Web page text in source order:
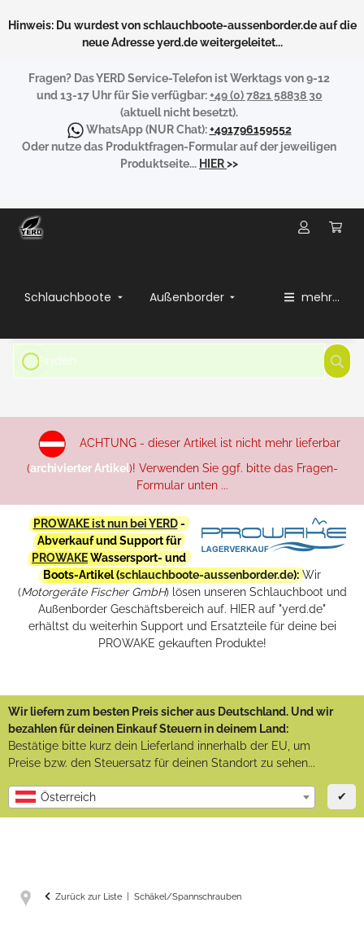
Hinweis: Du wurdest von schlauchboote-aussenborder.de auf die
neue Adresse yerd.de weitergeleitet...
Fragen? Das YERD Service-Telefon ist Werktags von 9-12
und 13-17 Uhr für Sie verfügbar:+49 (0) 7821 58838 30
(aktuell nicht besetzt).
WhatsApp(NUR Chat):+491796159552
Oder nutze das Produktfragen-Formular auf der jeweiligen
Produktseite... HIER>>
Schlauchboote Außenborder mehr...
ACHTUNG - dieser Artikel ist nicht mehr lieferbar
(archivierter Artikel)! Verwenden Sie ggf. bitte das Fragen-
Formular unten ...
PROWAKE ist nun bei YERD-
Abverkauf und Support für
PROWAKEWassersport- und
Boots-Artikel (schlauchboote-aussenborder.de): Wir
(Motorgeräte Fischer GmbH) lösen unseren Schlauchboot und
Außenborder Geschäftsbereich auf. HIER auf "yerd.de"
erhältst du weiterhin Support und Ersatzteile für deine bei
PROWAKE gekauften Produkte!
Wir liefern zum besten Preis sicher aus Deutschland. Und wir
bezahlen für deinen Einkauf Steuern in deinem Land:
Bestätige bitte kurz dein Lieferland innerhalb der EU, um
Preise bzw. den Steuersatz für deinen Standort zu sehen...
Österreich ✔
Zurück zur Liste Schäkel/Spannschrauben